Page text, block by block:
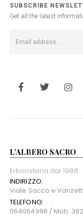
SUBSCRIBE
Get all the latest
L’ALBERO SACRO
Erboristeria dal 1986
INDIRIZZO:
Viale Sacco e
TELEFONO:
064064998 / Mob.